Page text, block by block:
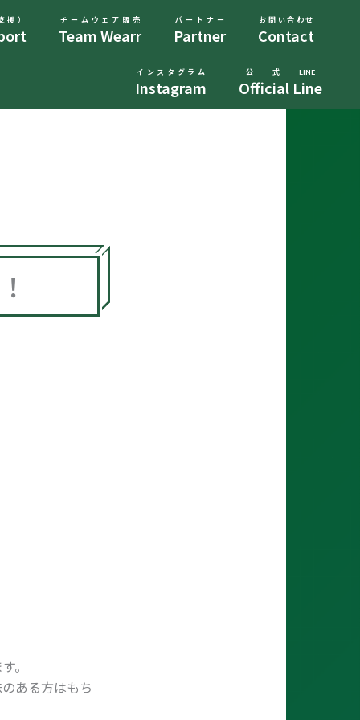
）
Team Wearr
チームウェア販売
Partner
パートナー
Contact
お問い合わせ
Instagram
インスタグラム
Official Line
公式LINE
。
ある方はもち